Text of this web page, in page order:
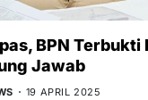
BPN Terbukti
Jawab
19 APRIL 2025